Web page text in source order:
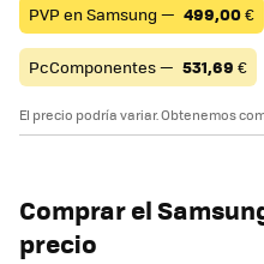
PVP en Samsung — 499,00€
PcComponentes — 531,69 €
El precio podría variar. Obtenemos
Comprar el
precio